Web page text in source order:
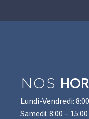
NOS
Lundi-Vendredi:
Samedi: 8:00 – 15:00